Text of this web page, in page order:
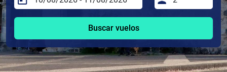
Buscar vuelos